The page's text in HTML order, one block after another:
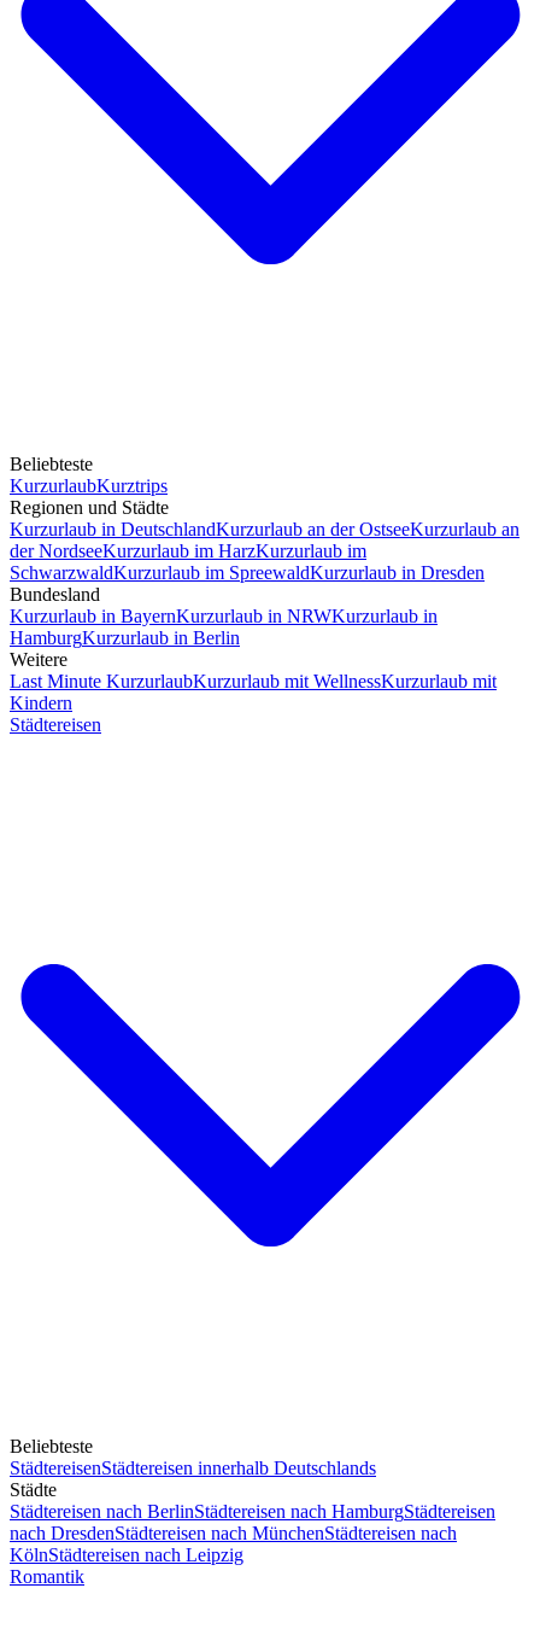
Beliebteste
KurzurlaubKurztrips
Regionen und Städte
Kurzurlaub in DeutschlandKurzurlaub an der OstseeKurzurlaub an
der NordseeKurzurlaub im HarzKurzurlaub im
SchwarzwaldKurzurlaub im SpreewaldKurzurlaub in Dresden
Bundesland
Kurzurlaub in BayernKurzurlaub in NRWKurzurlaub in
HamburgKurzurlaub in Berlin
Weitere
Last Minute KurzurlaubKurzurlaub mit WellnessKurzurlaub mit
Kindern
Städtereisen
Beliebteste
StädtereisenStädtereisen innerhalb Deutschlands
Städte
Städtereisen nach BerlinStädtereisen nach HamburgStädtereisen
nach DresdenStädtereisen nach MünchenStädtereisen nach
KölnStädtereisen nach Leipzig
Romantik